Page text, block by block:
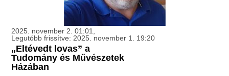
2025. november 2. 01:01,
Legutóbb frissítve: 2025. november 1. 19:20
„Eltévedt lovas” a
Tudomány és Művészetek
Házában